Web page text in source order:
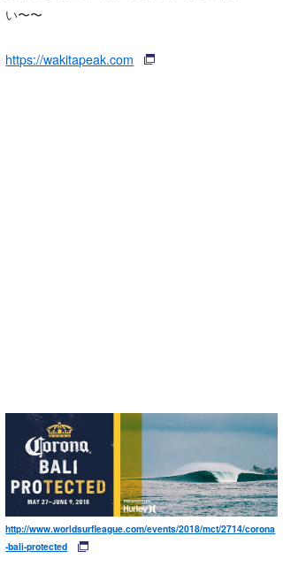
い〜〜
https://wakitapeak.com
http://www.worldsurfleague.com/events/2018/mct/2714/corona
-bali-protected